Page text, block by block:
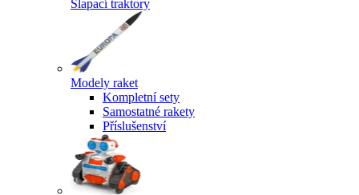
Šlapací traktory
Modely raket
Kompletní sety
Samostatné rakety
Příslušenství